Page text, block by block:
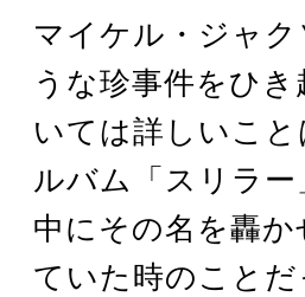
マイケル・ジャ
うな珍事件をひ
いては詳しいこ
ルバム「スリラ
中にその名を轟
ていた時のこと